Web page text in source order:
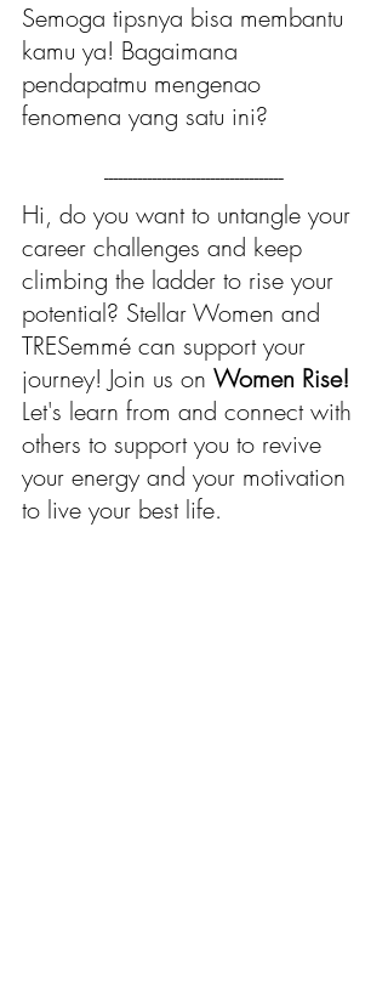
Semoga tipsnya bisa membantu
kamu ya! Bagaimana
pendapatmu mengenao
fenomena yang satu ini?
-------------------------------------
Hi, do you want to untangle your
career challenges and keep
climbing the ladder to rise your
potential? Stellar Women and
TRESemmé can support your
journey! Join us on Women Rise!
Let's learn from and connect with
others to support you to revive
your energy and your motivation
to live your best life.